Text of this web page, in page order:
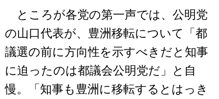
ところが各党の第一声では、公明党
の山口代表が、豊洲移転について「都
議選の前に方向性を示すべきだと知事
に迫ったのは都議会公明党だ」と自
慢。「知事も豊洲に移転するとはっき